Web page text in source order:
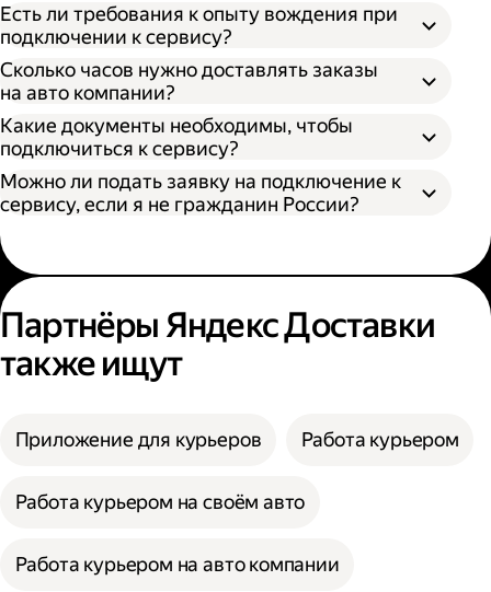
Есть ли требования к опыту вождения при
подключении к сервису?
Сколько часов нужно доставлять заказы
на авто компании?
Какие документы необходимы, чтобы
подключиться к сервису?
Можно ли подать заявку на подключение к
сервису, если я не гражданин России?
Партнёры Яндекс Доставки
также ищут
Приложение для курьеров Работа курьером
Работа курьером на своём авто
Работа курьером на авто компании